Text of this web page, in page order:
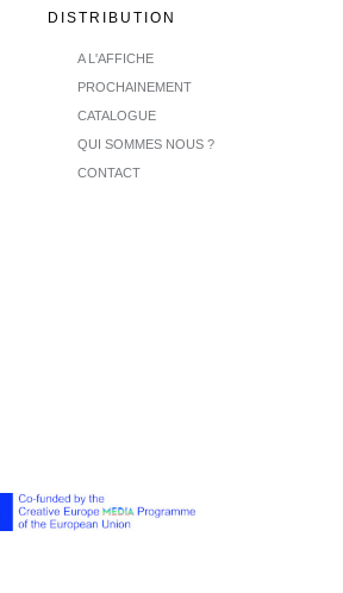
DISTRIBUTION
A L'AFFICHE
PROCHAINEMENT
CATALOGUE
QUI SOMMES NOUS ?
CONTACT